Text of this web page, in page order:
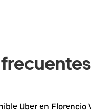
Uber en Florencio